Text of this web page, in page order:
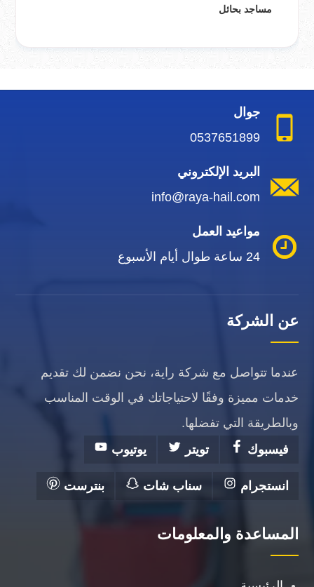
مساجد بحائل
جوال
0537651899
البريد الإلكتروني
info@raya-hail.com
مواعيد العمل
24 ساعة طوال أيام الأسبوع
عن الشركة
عندما تتواصل مع شركة راية، نحن نضمن لك تقديم
خدمات مميزة وفقًا لاحتياجاتك في الوقت المناسب
وبالطريقة التي تفضلها.
فيسبوك
تويتر يوتيوب
انستجرام سناب شات بنترست
المساعدة والمعلومات